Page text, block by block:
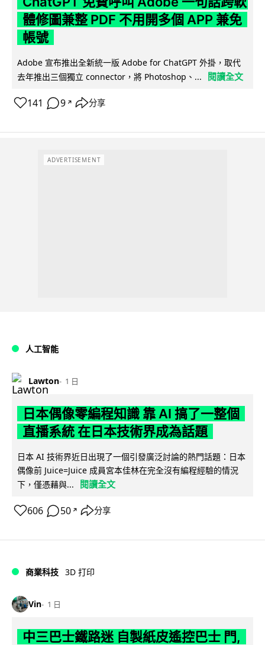
體修圖兼整 PDF 不用開多個 APP 兼免
帳號
Adobe 宣布推出全新統一版 Adobe for ChatGPT 外掛，取代
去年推出三個獨立 connector，將 Photoshop、...
閱讀全文
141 9 ↗ 分享
ADVERTISEMENT
人工智能
Lawton 1 日
日本偶像零編程知識 靠 AI 搞了一整個
直播系統 在日本技術界成為話題
日本 AI 技術界近日出現了一個引發廣泛討論的熱門話題：日本
偶像前 Juice=Juice 成員宮本佳林在完全沒有編程經驗的情況
下，僅憑藉與...
閱讀全文
606 50 ↗ 分享
商業科技 3D 打印
Vin 1 日
中三巴士鐵路迷 自製紙皮遙控巴士 門,